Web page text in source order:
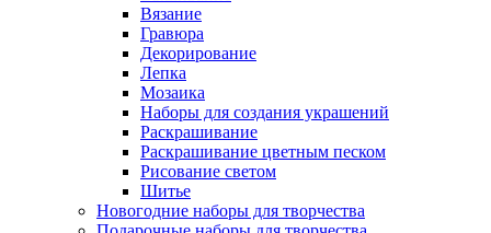
Вязание
Гравюра
Декорирование
Лепка
Мозаика
Наборы для создания украшений
Раскрашивание
Раскрашивание цветным песком
Рисование светом
Шитье
Новогодние наборы для творчества